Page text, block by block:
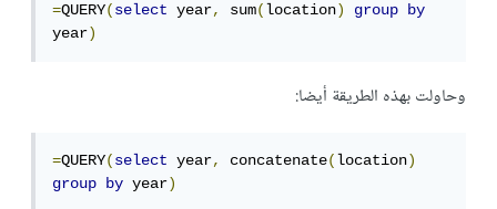
=QUERY(select year, sum(location) group
by
year)
وحاولت بهذه الطريقة أيضا:
=QUERY(select year, concatenate(location)
group
by year)